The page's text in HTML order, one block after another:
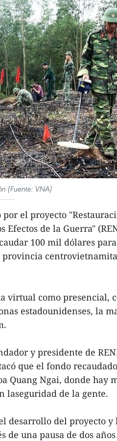
(Fuente: VNA)
el proyecto
de la Guerra"
100 mil dólares para
virtual como presencial,
estadounidenses, la
y presidente de
que el fondo
Quang Ngai, donde hay
laseguridad de la gente.
desarrollo del proyecto y
de una pausa de dos